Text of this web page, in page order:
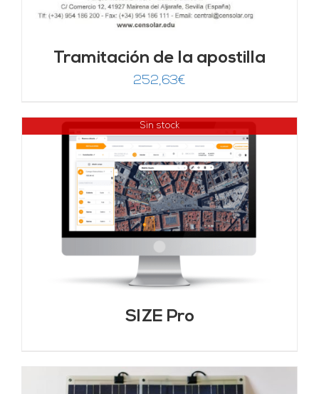
Tramitación de la apostilla
252,63€
Sin stock
SIZE Pro